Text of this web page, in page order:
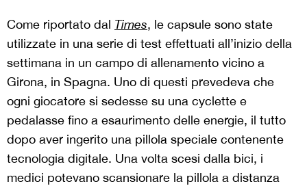
Come riportato dal Times, le capsule sono state
utilizzate in una serie di test effettuati all’inizio della
settimana in un campo di allenamento vicino a
Girona, in Spagna. Uno di questi prevedeva che
ogni giocatore si sedesse su una cyclette e
pedalasse fino a esaurimento delle energie, il tutto
dopo aver ingerito una pillola speciale contenente
tecnologia digitale. Una volta scesi dalla bici, i
medici potevano scansionare la pillola a distanza